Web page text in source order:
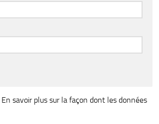
En savoir plus sur la façon dont les données